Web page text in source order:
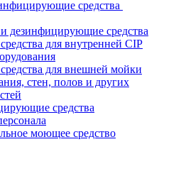
средства
дезинфицирующие средства
для внутренней CIP
для внешней мойки
стен, полов и других
средства
моющее средство